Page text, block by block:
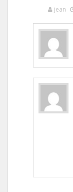
jean